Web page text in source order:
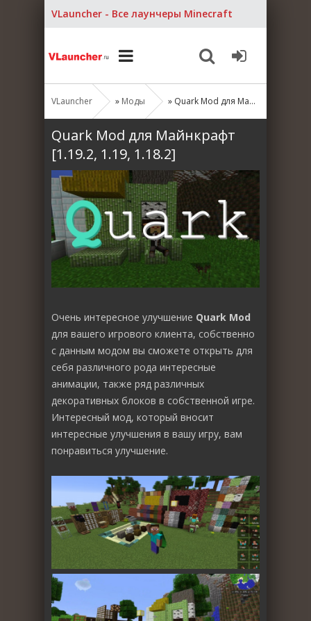
VLauncher - Все лаунчеры Minecraft
VLauncher » Моды » Quark Mod для Майнкрафт [1.19.2, 1.19, 1.18.2]
Quark Mod для Майнкрафт
[1.19.2, 1.19, 1.18.2]
Очень интересное улучшение Quark Mod
для вашего игрового клиента, собственно
с данным модом вы сможете открыть для
себя различного рода интересные
анимации, также ряд различных
декоративных блоков в собственной игре.
Интересный мод, который вносит
интересные улучшения в вашу игру, вам
понравиться улучшение.